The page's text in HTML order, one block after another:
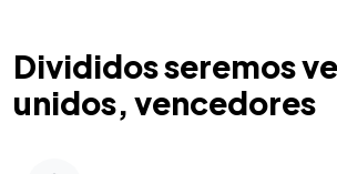
Divididos seremos
unidos, vencedores